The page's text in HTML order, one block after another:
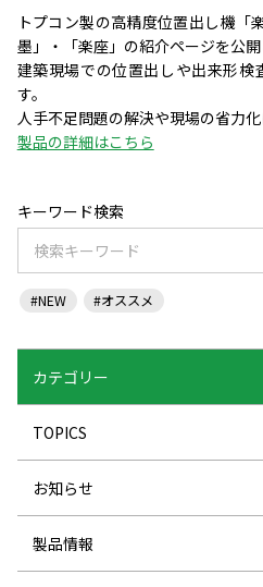
トプコン製の高精度位置出し機「
墨」・「楽座」の紹介ページを公開
建築現場での位置出しや出来形検
す。
人手不足問題の解決や現場の省力
製品の詳細はこちら
キーワード検索
#NEW #オススメ
カテゴリー
TOPICS
お知らせ
製品情報